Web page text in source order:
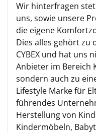
Wir hinterfragen
uns, sowie unsere
die eigene
Dies alles gehört zu
CYBEX und hat uns
Anbieter im Bereich
sondern auch zu
Lifestyle Marke für
führendes
Herstellung von
Kindermöbeln,